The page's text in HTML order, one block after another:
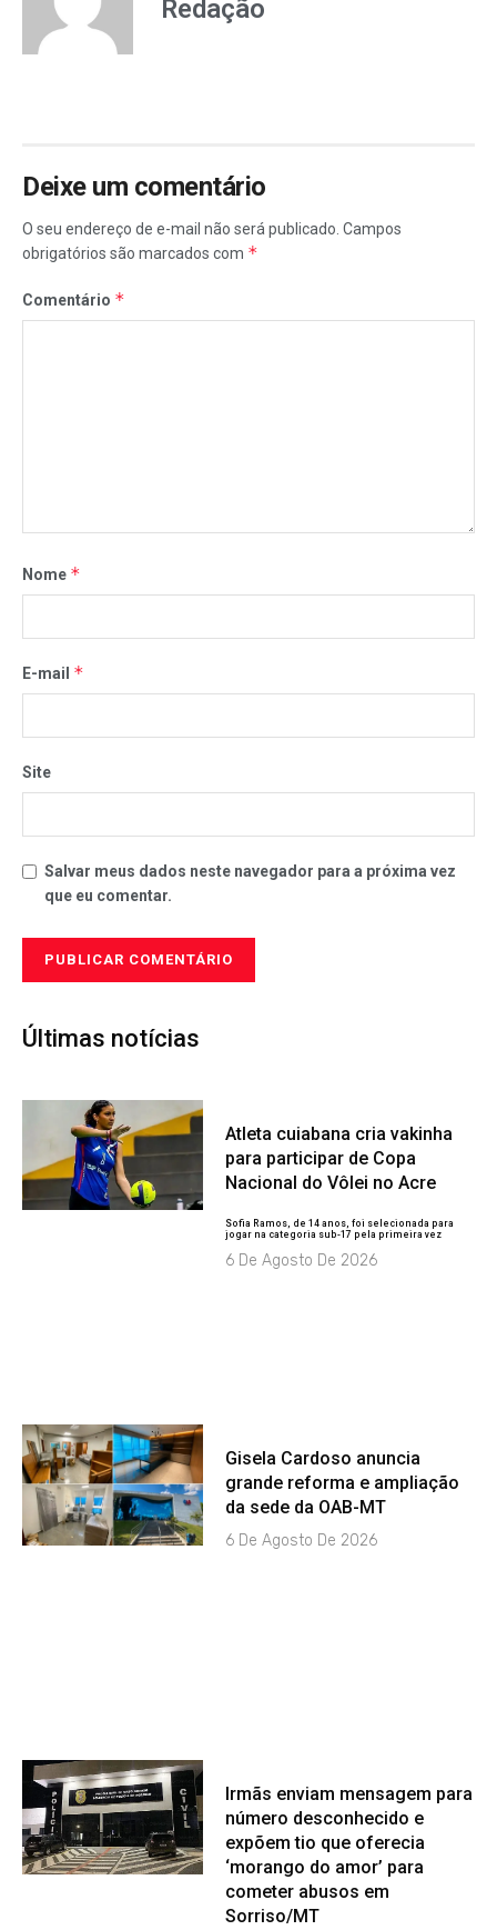
Redação
Deixe um comentário
O seu endereço de e-mail não será publicado. Campos
obrigatórios são marcados com *
Comentário *
Nome *
E-mail *
Site
Salvar meus dados neste navegador para a próxima vez
que eu comentar.
Últimas notícias
Atleta cuiabana cria vakinha
para participar de Copa
Nacional do Vôlei no Acre
Sofia Ramos, de 14 anos, foi selecionada para
jogar na categoria sub-17 pela primeira vez
6 De Agosto De 2026
Gisela Cardoso anuncia
grande reforma e ampliação
da sede da OAB-MT
6 De Agosto De 2026
Irmãs enviam mensagem para
número desconhecido e
expõem tio que oferecia
‘morango do amor’ para
cometer abusos em
Sorriso/MT